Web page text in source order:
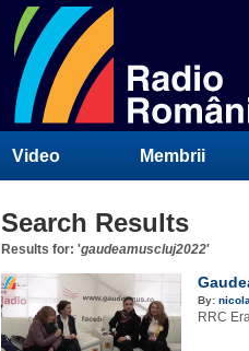
Video Membrii
Search Results
Results for: 'gaudeamuscluj2022'
By:
RRC